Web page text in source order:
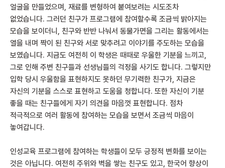
얼굴을 만들었으며, 재료를 변형하여 붙여보려는 시도조차
없었습니다. 그러던 친구가 프로그램에 참여할수록 조금씩 밝아지는
모습을 보이더니, 친구와 반반 나눠서 동물가면을 그리는 활동에서는
열을 내며 짝이 된 친구와 서로 맞추려고 이야기를 주도하는 모습을
보였습니다. 지금도 여전히 이 학생은 때때로 우울한 기분을 느끼고,
그로 인해 주변 친구들과 선생님들의 걱정을 사기도 합니다. 그렇지만
입학 당시 우울함을 표현하지도 못하던 무기력한 친구가, 지금은
자신의 기분을 스스로 표현하고 도움을 청합니다. 또한 자신이 기분
좋을 때는 친구들에게 자기 의견을 마음껏 표현합니다. 점차
적극적으로 여러 활동에 참여하는 모습을 보면서 조금씩 마음이
놓여갑니다.
인성교육 프로그램에 참여하는 학생들이 모두 긍정적 변화를 보이는
것은 아닙니다. 여전히 주위와 벽을 쌓는 친구도 있고, 한국어 향상이